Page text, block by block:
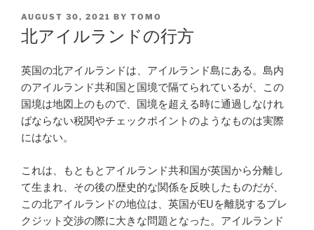
POSTED
ON
AUGUST 30, 2021 BY TOMO
北アイルランドの行方
英国の北アイルランドは、アイルランド島にある。島内
のアイルランド共和国と国境で隔てられているが、この
国境は地図上のもので、国境を超える時に通過しなけれ
ばならない税関やチェックポイントのようなものは実際
にはない。
これは、もともとアイルランド共和国が英国から分離し
て生まれ、その後の歴史的な関係を反映したものだが、
この北アイルランドの地位は、英国がEUを離脱するブレ
クジット交渉の際に大きな問題となった。アイルランド